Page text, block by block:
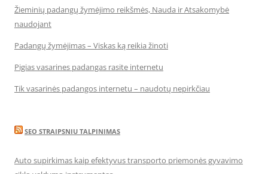
Žieminių padangų žymėjimo reikšmės, Nauda ir Atsakomybė
naudojant
Padangų žymėjimas – Viskas ką reikia žinoti
Pigias vasarines padangas rasite internetu
Tik vasarinės padangos internetu – naudotų nepirkčiau
SEO STRAIPSNIU TALPINIMAS
Auto supirkimas kaip efektyvus transporto priemonės gyvavimo